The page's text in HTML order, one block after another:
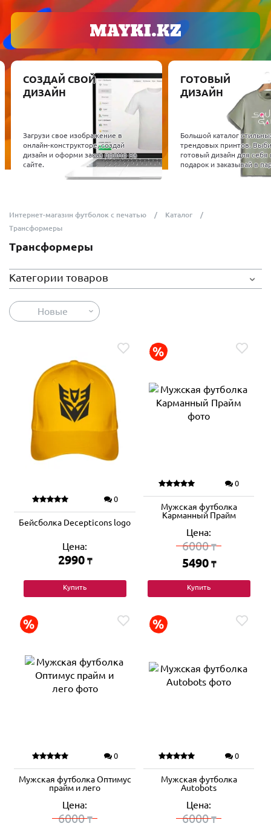
СОЗДАЙ СВОЙ
ДИЗАЙН
Загрузи свое изображение в
онлайн-конструкторе, создай
дизайн и оформи заказ прямо на
сайте.
ГОТОВЫЙ
ДИЗАЙН
Большой каталог
трендовых принтов.
готовый дизайн для себя
подарок и заказывай в
Интернет-магазин футболок с печатью
Каталог
Трансформеры
Трансформеры
Категории товаров
Новые
0
Бейсболка Decepticons logo
Цена:
2990 ₸
Купить
0
Мужская футболка
Карманный Прайм
Цена:
6000₸
5490 ₸
Купить
0
Мужская футболка Оптимус
прайм и лего
Цена:
6000₸
0
Мужская футболка
Autobots
Цена:
6000₸